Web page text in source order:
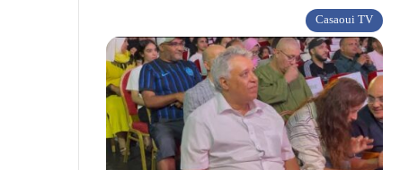
Casaoui TV